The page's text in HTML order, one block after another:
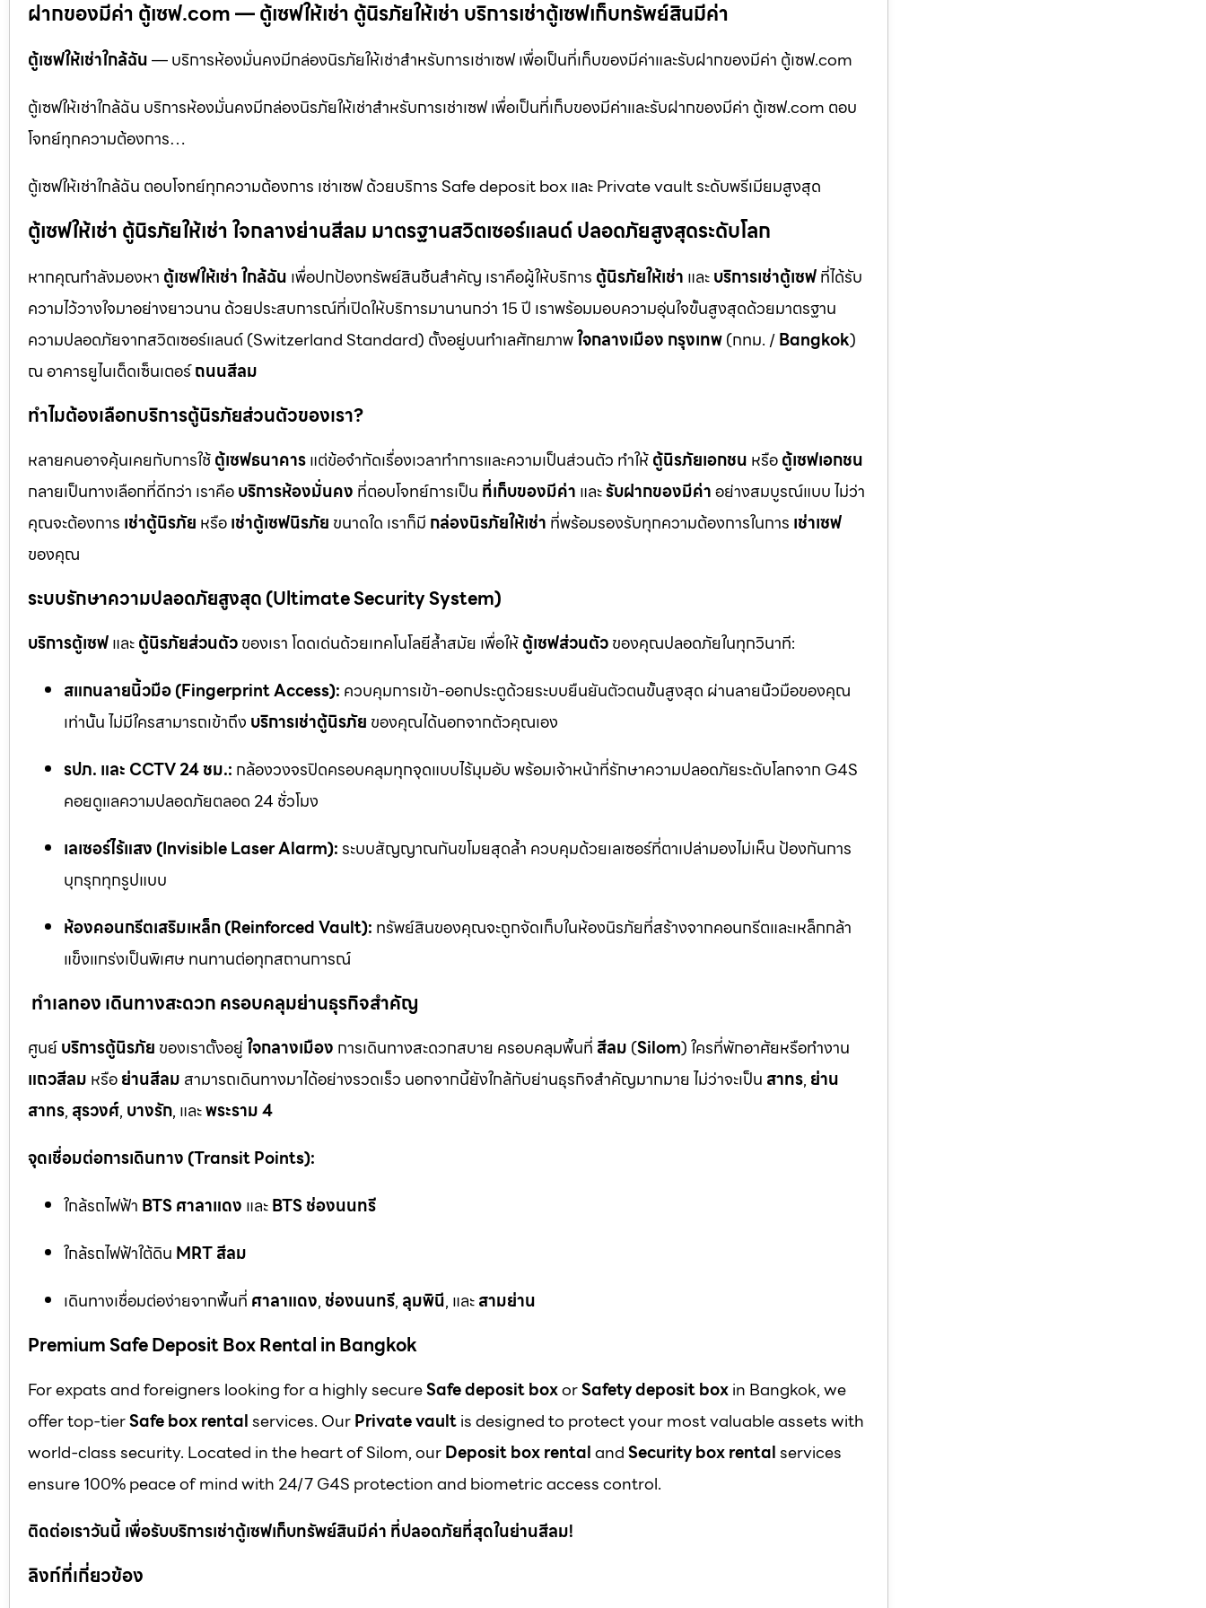
ฝากของมีค่า ตู้เซฟ.com — ตู้เซฟให้เช่า ตู้นิรภัยให้เช่า บริการเช่าตู้เซฟเก็บทรัพย์สินมีค่า
ตู้เซฟให้เช่าใกล้ฉัน— บริการห้องมั่นคงมีกล่องนิรภัยให้เช่าสำหรับการเช่าเซฟ เพื่อเป็นที่เก็บของมีค่าและรับฝากของมีค่า ตู้เซฟ.com
ตู้เซฟให้เช่าใกล้ฉัน บริการห้องมั่นคงมีกล่องนิรภัยให้เช่าสำหรับการเช่าเซฟ เพื่อเป็นที่เก็บของมีค่าและรับฝากของมีค่า ตู้เซฟ.com ตอบ
โจทย์ทุกความต้องการ…
ตู้เซฟให้เช่าใกล้ฉัน ตอบโจทย์ทุกความต้องการ เช่าเซฟ ด้วยบริการ Safe deposit box และ Private vault ระดับพรีเมียมสูงสุด
ตู้เซฟให้เช่า ตู้นิรภัยให้เช่า ใจกลางย่านสีลม มาตรฐานสวิตเซอร์แลนด์ ปลอดภัยสูงสุดระดับโลก
หากคุณกำลังมองหา ตู้เซฟให้เช่า ใกล้ฉัน เพื่อปกป้องทรัพย์สินชิ้นสำคัญ เราคือผู้ให้บริการ ตู้นิรภัยให้เช่า และบริการเช่าตู้เซฟที่ได้รับ
ความไว้วางใจมาอย่างยาวนาน ด้วยประสบการณ์ที่เปิดให้บริการมานานกว่า 15 ปี เราพร้อมมอบความอุ่นใจขั้นสูงสุดด้วยมาตรฐาน
ความปลอดภัยจากสวิตเซอร์แลนด์ (Switzerland Standard) ตั้งอยู่บนทำเลศักยภาพใจกลางเมือง กรุงเทพ(กทม. /Bangkok)
ณ อาคารยูไนเต็ดเซ็นเตอร์ถนนสีลม
ทำไมต้องเลือกบริการตู้นิรภัยส่วนตัวของเรา?
หลายคนอาจคุ้นเคยกับการใช้ตู้เซฟธนาคารแต่ข้อจำกัดเรื่องเวลาทำการและความเป็นส่วนตัว ทำให้ตู้นิรภัยเอกชน หรือตู้เซฟเอกชน
กลายเป็นทางเลือกที่ดีกว่า เราคือบริการห้องมั่นคง ที่ตอบโจทย์การเป็น ที่เก็บของมีค่า และรับฝากของมีค่าอย่างสมบูรณ์แบบ ไม่ว่า
คุณจะต้องการ เช่าตู้นิรภัย หรือเช่าตู้เซฟนิรภัย ขนาดใด เราก็มี กล่องนิรภัยให้เช่า ที่พร้อมรองรับทุกความต้องการในการ เช่าเซฟ
ของคุณ
ระบบรักษาความปลอดภัยสูงสุด (Ultimate Security System)
บริการตู้เซฟและตู้นิรภัยส่วนตัวของเรา โดดเด่นด้วยเทคโนโลยีล้ำสมัย เพื่อให้ตู้เซฟส่วนตัวของคุณปลอดภัยในทุกวินาที:
สแกนลายนิ้วมือ (Fingerprint Access): ควบคุมการเข้า-ออกประตูด้วยระบบยืนยันตัวตนขั้นสูงสุด ผ่านลายนิ้วมือของคุณ
เท่านั้น ไม่มีใครสามารถเข้าถึง บริการเช่าตู้นิรภัย ของคุณได้นอกจากตัวคุณเอง
รปภ. และ CCTV 24 ชม.: กล้องวงจรปิดครอบคลุมทุกจุดแบบไร้มุมอับ พร้อมเจ้าหน้าที่รักษาความปลอดภัยระดับโลกจาก G4S
คอยดูแลความปลอดภัยตลอด 24 ชั่วโมง
เลเซอร์ไร้แสง (Invisible Laser Alarm):ระบบสัญญาณกันขโมยสุดล้ำ ควบคุมด้วยเลเซอร์ที่ตาเปล่ามองไม่เห็น ป้องกันการ
บุกรุกทุกรูปแบบ
ห้องคอนกรีตเสริมเหล็ก (Reinforced Vault): ทรัพย์สินของคุณจะถูกจัดเก็บในห้องนิรภัยที่สร้างจากคอนกรีตและเหล็กกล้า
แข็งแกร่งเป็นพิเศษ ทนทานต่อทุกสถานการณ์
ทำเลทอง เดินทางสะดวก ครอบคลุมย่านธุรกิจสำคัญ
ศูนย์บริการตู้นิรภัย ของเราตั้งอยู่ใจกลางเมือง การเดินทางสะดวกสบาย ครอบคลุมพื้นที่ สีลม (Silom) ใครที่พักอาศัยหรือทำงาน
แถวสีลม หรือย่านสีลม สามารถเดินทางมาได้อย่างรวดเร็ว นอกจากนี้ยังใกล้กับย่านธุรกิจสำคัญมากมาย ไม่ว่าจะเป็น สาทร, ย่าน
สาทร, สุรวงศ์, บางรัก, และพระราม 4
จุดเชื่อมต่อการเดินทาง (Transit Points):
ใกล้รถไฟฟ้า BTS ศาลาแดง และBTS ช่องนนทรี
ใกล้รถไฟฟ้าใต้ดิน MRT สีลม
เดินทางเชื่อมต่อง่ายจากพื้นที่ ศาลาแดง, ช่องนนทรี, ลุมพินี, และสามย่าน
Premium Safe Deposit Box Rental in Bangkok
For expats and foreigners looking for a highly secureSafe deposit boxorSafety deposit boxin Bangkok, we
offer top-tierSafe box rentalservices. OurPrivate vaultis designed to protect your most valuable assets with
world-class security. Located in the heart of Silom, ourDeposit box rentalandSecurity box rentalservices
ensure 100% peace of mind with 24/7 G4S protection and biometric access control.
ติดต่อเราวันนี้ เพื่อรับบริการเช่าตู้เซฟเก็บทรัพย์สินมีค่า ที่ปลอดภัยที่สุดในย่านสีลม!
ลิงก์ที่เกี่ยวข้อง